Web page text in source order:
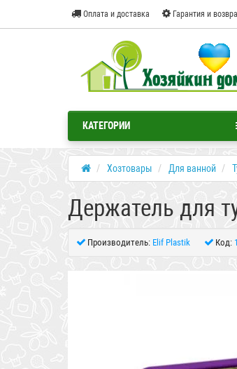
Оплата и доставка Гарантия и
КАТЕГОРИИ
Хозтовары Для ванной
Держатель для
Производитель: Elif Plastik Код: